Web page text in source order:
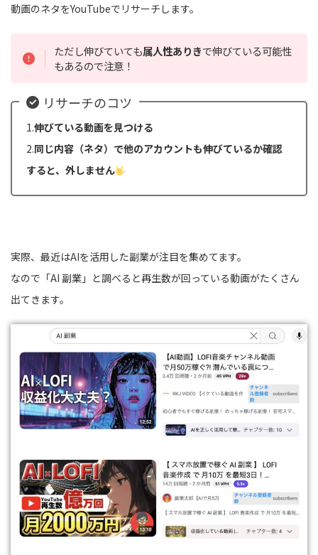
動画のネタをYouTubeでリサーチします。
ただし伸びていても属人性ありきで伸びている可能性
もあるので注意！
リサーチのコツ
1.伸びている動画を見つける
2.同じ内容（ネタ）で他のアカウントも伸びているか確認
すると、外しません
実際、最近はAIを活用した副業が注目を集めてます。
なので「AI 副業」と調べると再生数が回っている動画がたくさん
出てきます。